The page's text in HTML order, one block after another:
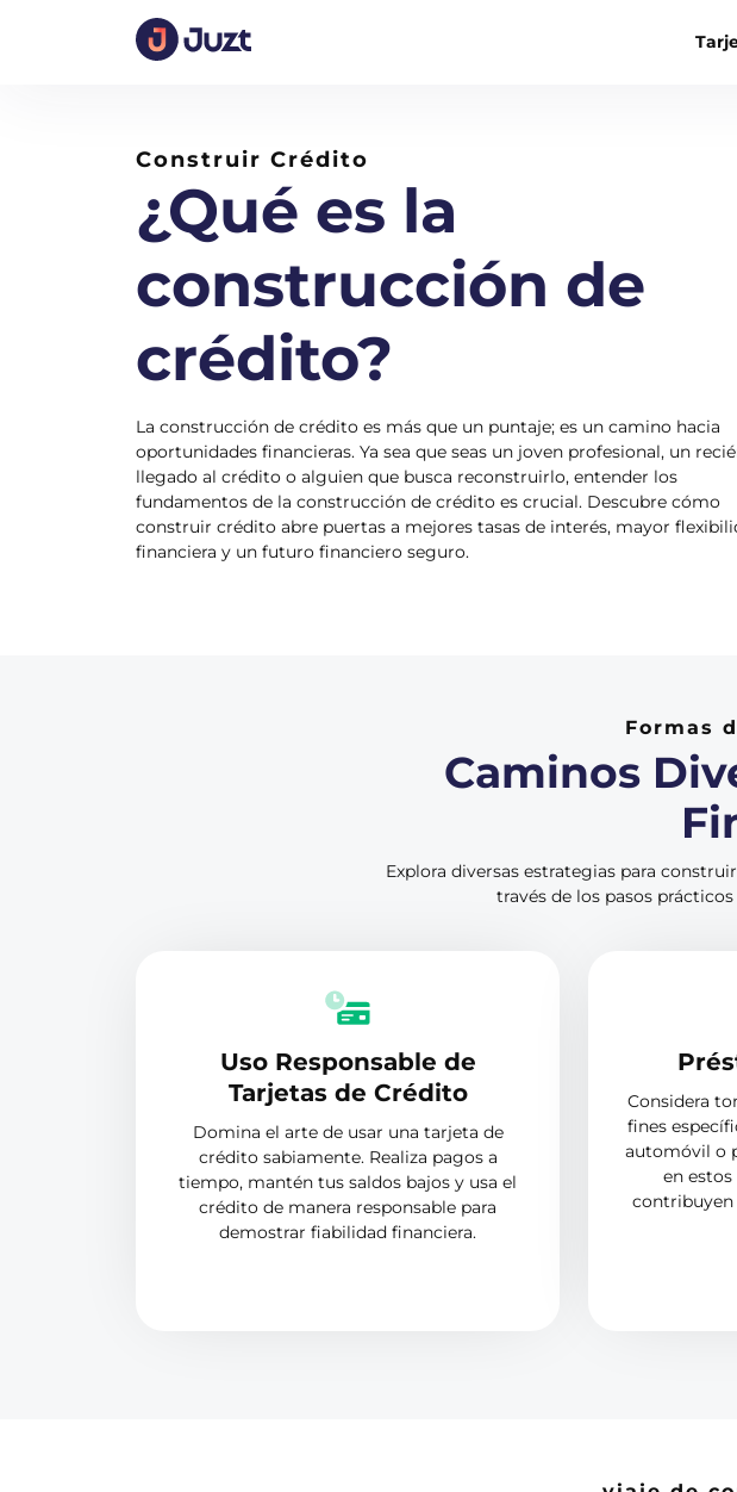
Inicio Construir Crédito
Construir Crédito
¿Qué es la
construcción de
crédito?
La construcción de crédito es más que un puntaje; es un camino hacia
oportunidades financieras. Ya sea que seas un joven profesional, un
llegado al crédito o alguien que busca reconstruirlo, entender los
fundamentos de la construcción de crédito es crucial. Descubre cómo
construir crédito abre puertas a mejores tasas de interés, mayor
financiera y un futuro financiero seguro.
Formas
Caminos
Explora diversas estrategias para
través de los pasos
Uso Responsable de
Tarjetas de Crédito
Domina el arte de usar una tarjeta de
crédito sabiamente. Realiza pagos a
tiempo, mantén tus saldos bajos y usa el
crédito de manera responsable para
demostrar fiabilidad financiera.
Considera
fines
automóvil o
en